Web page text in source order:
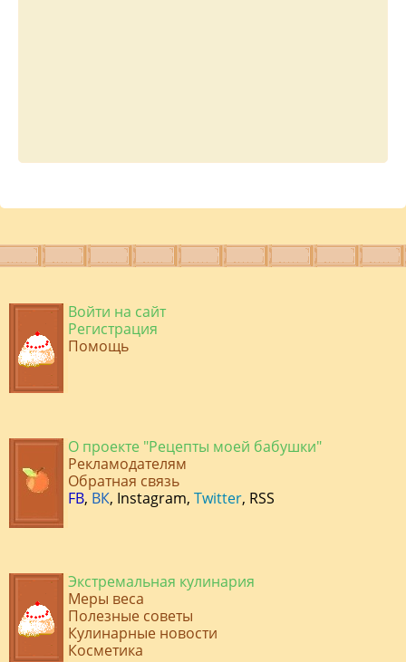
Войти на сайт
Регистрация
Помощь
О проекте "Рецепты моей бабушки"
Рекламодателям
Обратная связь
FB, ВК, Instagram, Twitter, RSS
Экстремальная кулинария
Меры веса
Полезные советы
Кулинарные новости
Косметика